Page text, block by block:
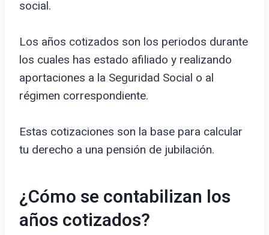
social.
Los años cotizados son los periodos durante
los cuales has estado afiliado y realizando
aportaciones a la Seguridad Social o al
régimen correspondiente.
Estas cotizaciones son la base para calcular
tu derecho a una pensión de jubilación.
¿Cómo se contabilizan los
años cotizados?